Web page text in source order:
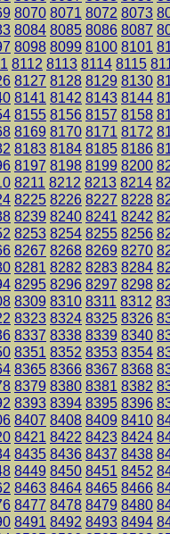
8070 8071 8072 8073
8084 8085 8086 8087
8098 8099 8100 8101
8112 8113 8114 8115
8127 8128 8129 8130
8141 8142 8143 8144
8155 8156 8157 8158
8169 8170 8171 8172
8183 8184 8185 8186
8197 8198 8199 8200
8211 8212 8213 8214
8225 8226 8227 8228
8239 8240 8241 8242
8253 8254 8255 8256
8267 8268 8269 8270
8281 8282 8283 8284
8295 8296 8297 8298
8309 8310 8311 8312
8323 8324 8325 8326
8337 8338 8339 8340
8351 8352 8353 8354
8365 8366 8367 8368
8379 8380 8381 8382
8393 8394 8395 8396
8407 8408 8409 8410
8421 8422 8423 8424
8435 8436 8437 8438
8449 8450 8451 8452
8463 8464 8465 8466
8477 8478 8479 8480
8491 8492 8493 8494